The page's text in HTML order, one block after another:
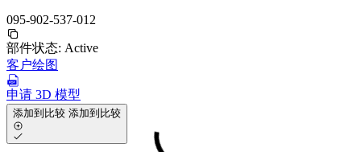
095-902-537-012
部件状态: Active
客户绘图
申请 3D 模型
添加到比较 添加到比较